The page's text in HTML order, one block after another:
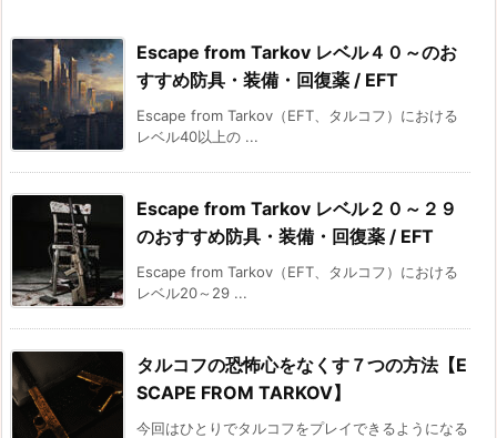
Escape from Tarkov レベル４０～のお
すすめ防具・装備・回復薬 / EFT
Escape from Tarkov（EFT、タルコフ）における
レベル40以上の ...
Escape from Tarkov レベル２０～２９
のおすすめ防具・装備・回復薬 / EFT
Escape from Tarkov（EFT、タルコフ）における
レベル20～29 ...
タルコフの恐怖心をなくす７つの方法【E
SCAPE FROM TARKOV】
今回はひとりでタルコフをプレイできるようになる